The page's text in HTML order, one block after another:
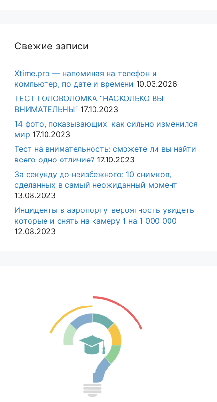
Свежие записи
Xtime.pro — напоминая на телефон и
компьютер, по дате и времени 10.03.2026
ТЕСТ ГОЛОВОЛОМКА “НАСКОЛЬКО ВЫ
ВНИМАТЕЛЬНЫ” 17.10.2023
14 фото, показывающих, как сильно изменился
мир 17.10.2023
Тест на внимательность: сможете ли вы найти
всего одно отличие? 17.10.2023
За секунду до неизбежного: 10 снимков,
сделанных в самый неожиданный момент
13.08.2023
Инциденты в аэропорту, вероятность увидеть
которые и снять на камеру 1 на 1 000 000
12.08.2023